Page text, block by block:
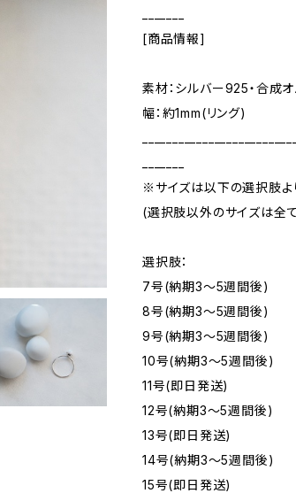
[商品情報]
素材：シルバー925・合成
幅：約1mm(リング)
※サイズは以下の選択肢よ
(選択肢以外のサイズは全
選択肢：
7号(納期3～5週間後)
8号(納期3～5週間後)
9号(納期3～5週間後)
10号(納期3～5週間後)
11号(即日発送)
12号(納期3～5週間後)
13号(即日発送)
14号(納期3～5週間後)
15号(即日発送)